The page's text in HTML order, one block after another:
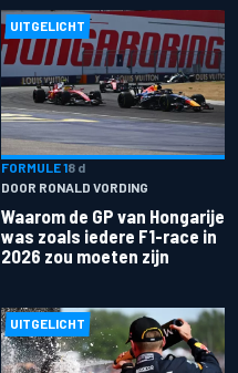
UITGELICHT
FORMULE 18 d
DOOR RONALD VORDING
Waarom de GP van Hongarije
was zoals iedere F1-race in
2026 zou moeten zijn
UITGELICHT